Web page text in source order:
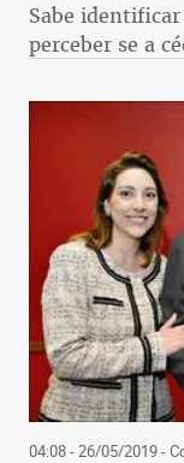
Sabe
perceber se a
04:08 - 26/05/2019-